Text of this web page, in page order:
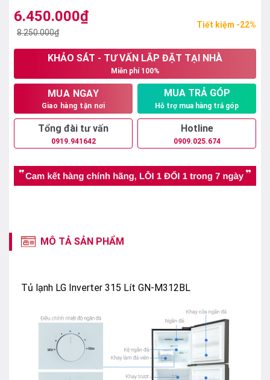
xếp
hạng
58.250.000₫
Giá
gốc
8.250.000₫.
6.450.000₫
Giá
hiện
Tiết kiệm -22%
KHẢO SÁT - TƯ VẤN LẮP ĐẶT TẠI NHÀ
Miễn phí 100%
MUA NGAY
Giao hàng tận nơi
MUA TRẢ GÓP
Hỗ trợ mua hàng trả góp
Tổng đài tư vấn
0919.941642
Hotline
0909.025.674
MÔ TẢ SẢN PHẨM
Tủ lạnh LG Inverter 315 Lít GN-M312BL